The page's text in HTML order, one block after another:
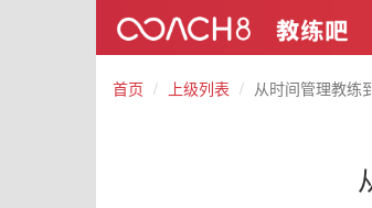
首页 上级列表 从时间管理教练